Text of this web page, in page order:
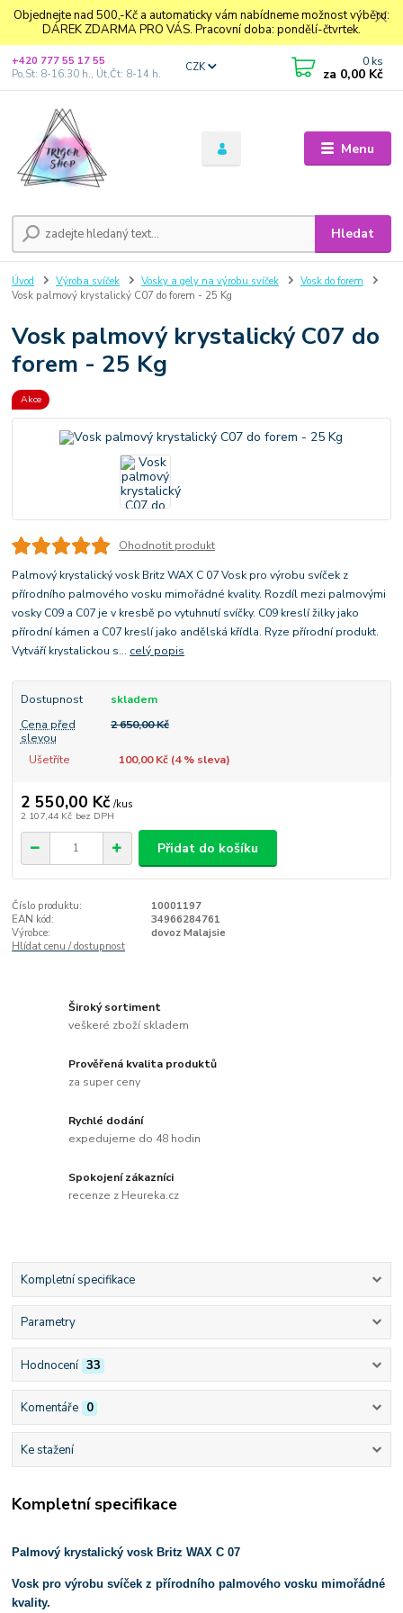
Objednejte nad 500,-Kč a automaticky vám nabídneme možnost výběru:
DÁREK ZDARMA PRO VÁS. Pracovní doba: pondělí-čtvrtek.
Menu
CZK
Hledat
+420 777 55 17 55
Po,St: 8-16.30 h., Út,Čt: 8-14 h.
0 ks
za 0,00 Kč
Úvod Výroba svíček Vosky a gely na výrobu svíček
Vosk do forem
Vosk palmový krystalický C07 do forem - 25 Kg
Vosk palmový krystalický C07 do
forem - 25 Kg
Akce
Ohodnotit produkt
Palmový krystalický vosk Britz WAX C 07 Vosk pro výrobu svíček z
přírodního palmového vosku mimořádné kvality. Rozdíl mezi palmovými
vosky C09 a C07 je v kresbě po vytuhnutí svíčky. C09 kreslí žilky jako
přírodní kámen a C07 kreslí jako andělská křídla. Ryze přírodní produkt.
Vytváří krystalickou s... celý popis
Dostupnost
skladem
Cena před
slevou
2 650,00 Kč
Ušetříte 100,00 Kč (4% sleva)
2 550,00 Kč /kus
2 107,44 Kč bez DPH
Přidat do košíku
Číslo produktu:
10001197
EAN kód:
34966284761
Výrobce:
dovoz Malajsie
Hlídat cenu / dostupnost
Široký sortiment
veškeré zboží skladem
Prověřená kvalita produktů
za super ceny
Rychlé dodání
expedujeme do 48 hodin
Spokojení zákazníci
recenze z Heureka.cz
Kompletní specifikace
Parametry
Hodnocení 33
Komentáře 0
Ke stažení
Kompletní specifikace
Palmový krystalický vosk Britz WAX C 07
Vosk pro výrobu svíček z přírodního palmového vosku mimořádné
kvality.